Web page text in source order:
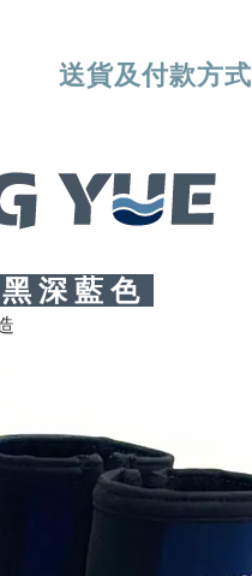
送貨及付款方式
深 藍 色